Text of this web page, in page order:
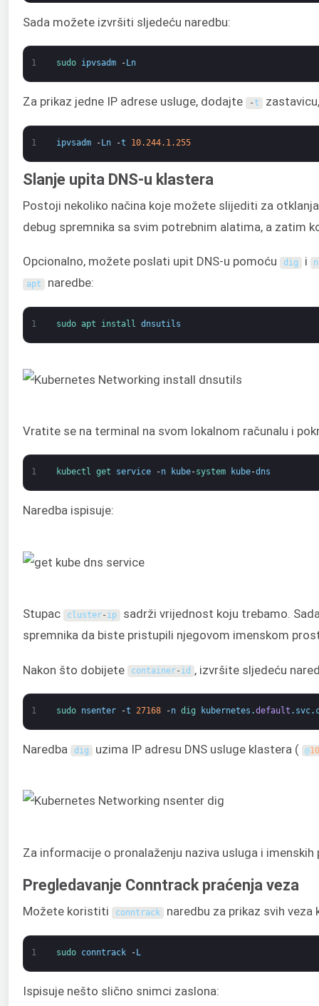
Sada možete izvršiti sljedeću naredbu:
1 sudo ipvsadm - Ln
Za prikaz jedne IP adrese usluge, dodajte -t
1 ipvsadm -Ln -t 10.244.1.255
Slanje upita DNS-u klastera
Postoji nekoliko načina koje možete slijediti za
debug spremnika sa svim potrebnim alatima, a zatim
Opcionalno, možete poslati upit DNS-u pomoću dig i
apt naredbe:
1 sudo apt install dnsutils
Vratite se na terminal na svom lokalnom računalu i
1 kubectl get service -n kube-system kube-dns
Naredba ispisuje:
Stupac cluster- ip sadrži vrijednost koju trebamo.
spremnika da biste pristupili njegovom imenskom
Nakon što dobijete container- id , izvršite sljedeću
1 sudo nsenter -t 27168 -n dig kubernetes .default . svc.
Naredba dig uzima IP adresu DNS usluge klastera ( @
Za informacije o pronalaženju naziva usluga i
Pregledavanje Conntrack praćenja veza
Možete koristiti conntrack naredbu za prikaz svih veza
1 sudo conntrack -L
Ispisuje nešto slično snimci zaslona: